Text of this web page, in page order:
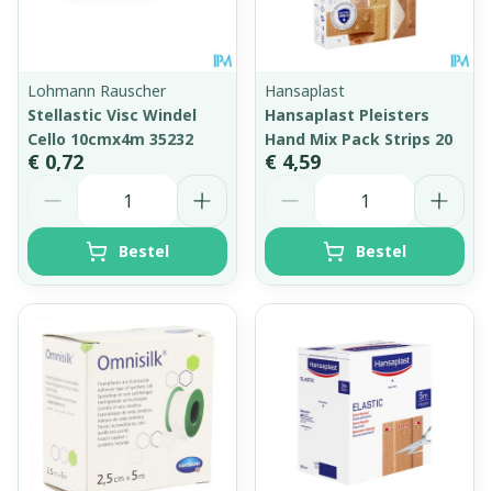
Lohmann Rauscher
Stellastic Visc Windel
Cello 10cmx4m 35232
€ 0,72
Bestel
Hansaplast
Hansaplast Pleisters
Hand Mix Pack Strips 20
€ 4,59
Bestel